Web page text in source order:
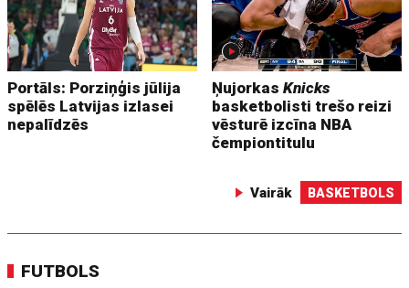
Portāls: Porziņģis jūlija
spēlēs Latvijas izlasei
nepalīdzēs
ŅujorkasKnicks
basketbolisti trešo reizi
vēsturē izcīna NBA
čempiontitulu
Vairāk BASKETBOLS
FUTBOLS